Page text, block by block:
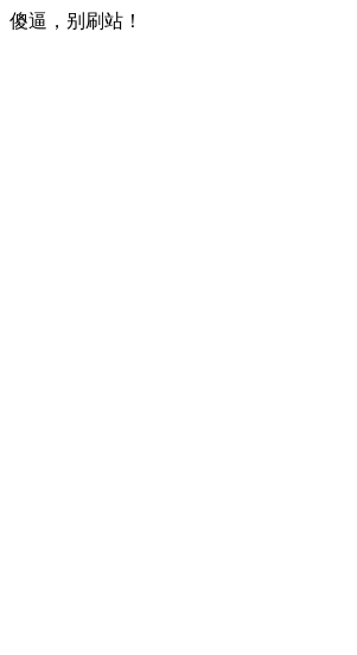
傻逼，别刷站！